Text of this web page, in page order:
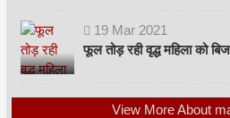
19 Mar 2021
फूल तोड़ रही वृद्ध महिला को
View More About